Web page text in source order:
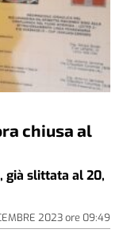
chiusa al
già slittata al 20,
2023ore 09:49